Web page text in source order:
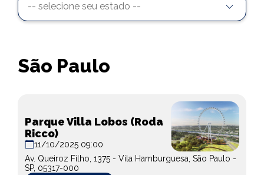
-- selecione seu estado --
São Paulo
Parque Villa Lobos (Roda
Ricco)
Av. Queiroz Filho, 1375 - Vila Hamburguesa, São Paulo -
SP, 05317-000
11/10/2025 09:00